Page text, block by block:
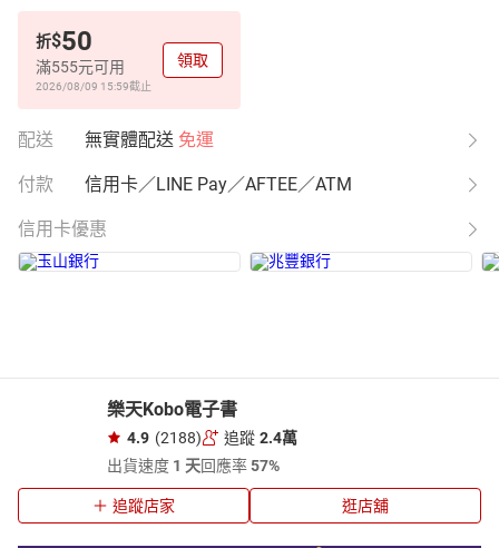
折$50
滿555元可用
2026/08/09 15:59截止
領取
配送 無實體配送 免運
付款 信用卡／LINE Pay／AFTEE／ATM
信用卡優惠
樂天Kobo電子書
4.9 (2188) 追蹤 2.4萬
出貨速度 1 天回應率57%
追蹤店家 逛店舖